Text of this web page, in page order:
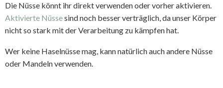
Die Nüsse könnt ihr direkt verwenden oder vorher aktivieren.
Aktivierte Nüssesind noch besser verträglich, da unser Körper
nicht so stark mit der Verarbeitung zu kämpfen hat.
Wer keine Haselnüsse mag, kann natürlich auch andere Nüsse
oder Mandeln verwenden.